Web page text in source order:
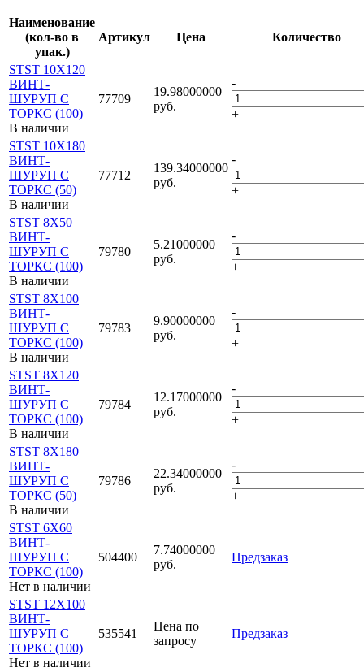
Наименование
(кол-во в
упак.)
Артикул Цена Количество
STST 10X120
ВИНТ-
ШУРУП С
ТОРКС (100)
В наличии
77709
19.98000000
руб.
-
+
STST 10X180
ВИНТ-
ШУРУП С
ТОРКС (50)
В наличии
77712
139.34000000
руб.
-
+
STST 8X50
ВИНТ-
ШУРУП С
ТОРКС (100)
В наличии
79780
5.21000000
руб.
-
+
STST 8X100
ВИНТ-
ШУРУП С
ТОРКС (100)
В наличии
79783
9.90000000
руб.
-
+
STST 8X120
ВИНТ-
ШУРУП С
ТОРКС (100)
В наличии
79784
12.17000000
руб.
-
+
STST 8X180
ВИНТ-
ШУРУП С
ТОРКС (50)
В наличии
79786
22.34000000
руб.
-
+
STST 6X60
ВИНТ-
ШУРУП С
ТОРКС (100)
Нет в наличии
504400
7.74000000
руб.
Предзаказ
STST 12X100
ВИНТ-
ШУРУП С
ТОРКС (100)
Нет в наличии
535541
Цена по
запросу
Предзаказ